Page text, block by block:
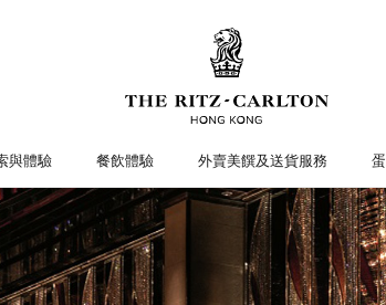
與體驗 餐飲體驗 外賣美饌及送貨服務